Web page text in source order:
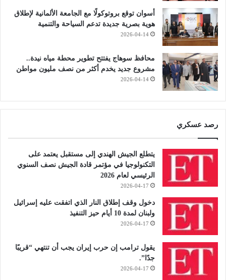
أسوان توقع بروتوكولًا مع الجامعة الألمانية لإطلاق
هوية بصرية جديدة تدعم السياحة والتنمية
2026-04-14
محافظ سوهاج يفتتح تطوير محطة مياه نيدة..
مشروع جديد يخدم أكثر من نصف مليون مواطن
2026-04-14
رصد عسكري
يتطلع الجيش الهندي إلى مستقبل يعتمد على
التكنولوجيا في مؤتمر قادة الجيش نصف السنوي
الرئيسي لعام 2026
2026-04-17
دخول وقف إطلاق النار الذي اتفقت عليه إسرائيل
ولبنان لمدة 10 أيام حيز التنفيذ
2026-04-17
يقول ترامب إن حرب إيران يجب أن تنتهي “قريبًا
جدًا”.
2026-04-17